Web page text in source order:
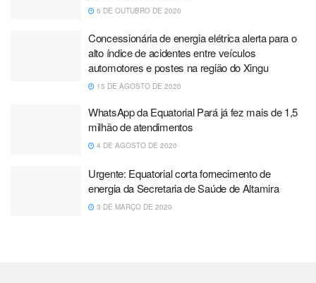
6 DE OUTUBRO DE 2020
Concessionária de energia elétrica alerta para o
alto índice de acidentes entre veículos
automotores e postes na região do Xingu
15 DE AGOSTO DE 2020
WhatsApp da Equatorial Pará já fez mais de 1,5
milhão de atendimentos
4 DE AGOSTO DE 2020
Urgente: Equatorial corta fornecimento de
energia da Secretaria de Saúde de Altamira
3 DE MARÇO DE 2020